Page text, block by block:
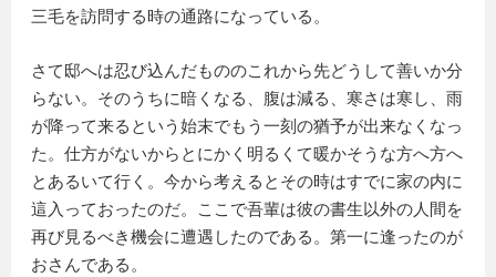
三毛を訪問する時の通路になっている。
さて邸へは忍び込んだもののこれから先どうして善いか分
らない。そのうちに暗くなる、腹は減る、寒さは寒し、雨
が降って来るという始末でもう一刻の猶予が出来なくなっ
た。仕方がないからとにかく明るくて暖かそうな方へ方へ
とあるいて行く。今から考えるとその時はすでに家の内に
這入っておったのだ。ここで吾輩は彼の書生以外の人間を
再び見るべき機会に遭遇したのである。第一に逢ったのが
おさんである。